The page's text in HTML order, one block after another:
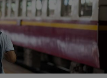
data to provide:
Actively scan
Store
on a device.
and content,
development.